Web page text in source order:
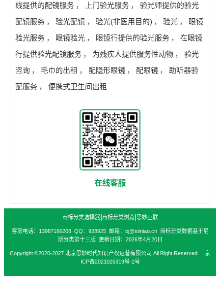
线提供的配镜服务 ， 上门验光服务 ，
验光师提供的验光
配镜服务 ， 验光配镜 ， 验光(非医用目的) ， 验光 ，
眼镜
验光服务 ， 眼镜验光 ， 眼镜行提供的验光服务 ，
在眼镜
行提供验光配镜服务 ， 为残疾人提供服务性动物 ，
验光
咨询 ， 毛巾的出租 ， 配隐形眼镜 ， 配眼镜 ，
助听器验
配服务 ， 便携式卫生间出租
在线客服
商标分类选择器| 商标分类浏览| 思妙互联
客服电话：13987166208 QQ：928925 邮箱：bj@simiao.cn 商标分类数据基于尼
斯分类第十三版 更新日期：2026年4月20日
Copyright ©2020-2027 北京思妙时代知识产权运营有限公司 All Right Reserved. 京
ICP备2021025319号-2号